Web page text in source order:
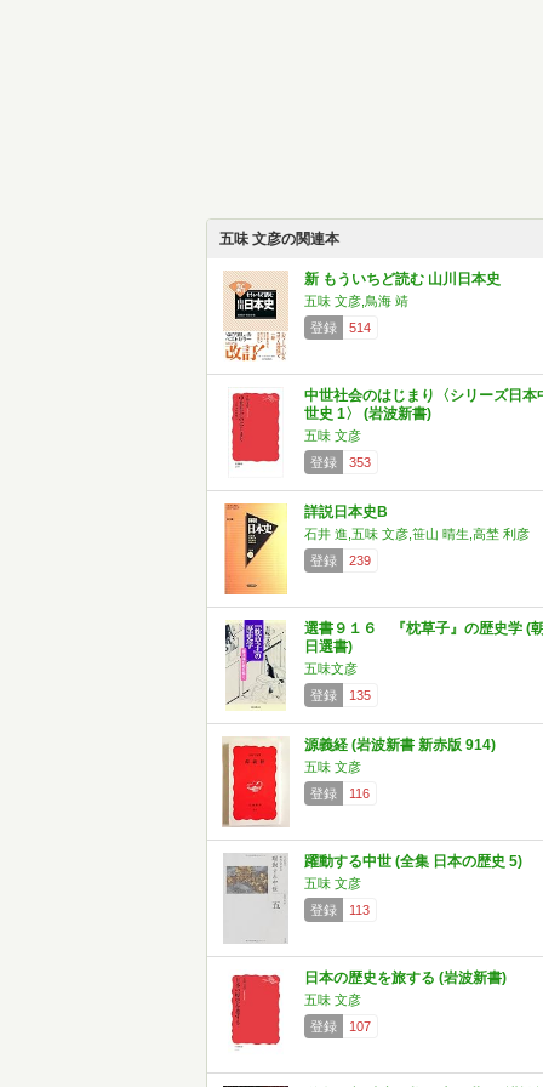
五味 文彦の関連本
新 もういちど読む 山川日本史
五味 文彦,鳥海 靖
登録
514
中世社会のはじまり〈シリーズ日本
世史 1〉 (岩波新書)
五味 文彦
登録
353
詳説日本史B
石井 進,五味 文彦,笹山 晴生,高埜 利彦
登録
239
選書９１６ 『枕草子』の歴史学 (
日選書)
五味文彦
登録
135
源義経 (岩波新書 新赤版 914)
五味 文彦
登録
116
躍動する中世 (全集 日本の歴史 5)
五味 文彦
登録
113
日本の歴史を旅する (岩波新書)
五味 文彦
登録
107